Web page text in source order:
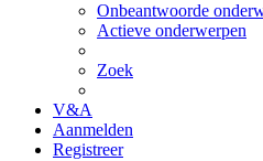
Onbeantwoorde
Actieve onderwerpen
Zoek
V&A
Aanmelden
Registreer